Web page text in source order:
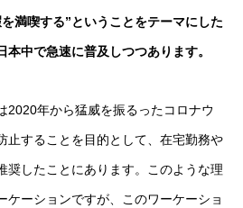
満喫する”ということをテーマにした
中で急速に普及しつつあります。
2020年から猛威を振るったコロナウ
止することを目的として、在宅勤務や
奨したことにあります。このような理
ケーションですが、このワーケーショ